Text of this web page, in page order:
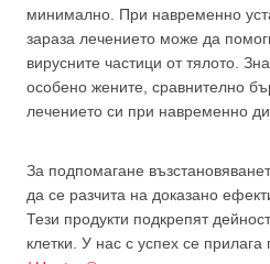
минимално. При навременно
зараза лечението може да
вирусните частици от тялото.
особено жените, сравнително
лечението си при навременно
За подпомагане
да се разчита на доказано
Тези продукти подкрепят
клетки. У нас с успех се